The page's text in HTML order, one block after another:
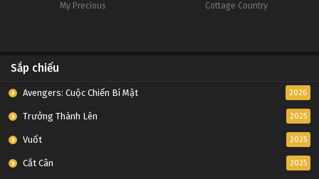
My Precious Cottage Country
Sắp chiếu
Avengers: Cuộc Chiến Bí Mật 2026
Trưởng Thành Lên 2025
Vuốt 2025
Cắt Cân 2025